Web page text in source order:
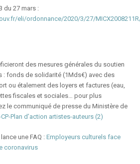
du 27 mars :
eli/ordonnance/2020/3/27/
des mesures générales du soutien
: fonds de solidarité (1Mds€) avec des
ou étalement des loyers et factures (eau,
fiscales et sociales… pour plus
le communiqué de presse du Ministère de
Plan d’action artistes-auteurs (2)
une FAQ :Employeurs culturels face
coronavirus